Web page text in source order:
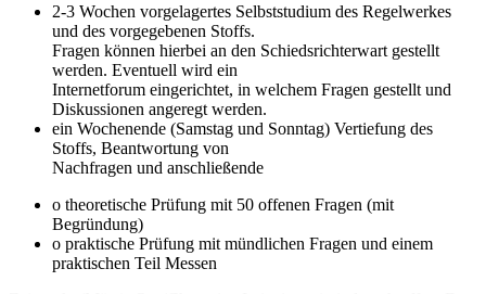
2-3 Wochen vorgelagertes Selbststudium des Regelwerkes
und des vorgegebenen Stoffs.
Fragen können hierbei an den Schiedsrichterwart gestellt
werden. Eventuell wird ein
Internetforum eingerichtet, in welchem Fragen gestellt und
Diskussionen angeregt werden.
ein Wochenende (Samstag und Sonntag) Vertiefung des
Stoffs, Beantwortung von
Nachfragen und anschließende
o theoretische Prüfung mit 50 offenen Fragen (mit
Begründung)
o praktische Prüfung mit mündlichen Fragen und einem
praktischen Teil Messen